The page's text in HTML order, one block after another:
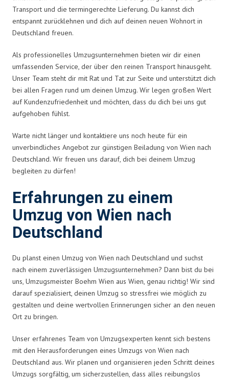
Transport und die termingerechte Lieferung. Du kannst dich
entspannt zurücklehnen und dich auf deinen neuen Wohnort in
Deutschland freuen.
Als professionelles Umzugsunternehmen bieten wir dir einen
umfassenden Service, der über den reinen Transport hinausgeht.
Unser Team steht dir mit Rat und Tat zur Seite und unterstützt dich
bei allen Fragen rund um deinen Umzug. Wir legen großen Wert
auf Kundenzufriedenheit und möchten, dass du dich bei uns gut
aufgehoben fühlst.
Warte nicht länger und kontaktiere uns noch heute für ein
unverbindliches Angebot zur günstigen Beiladung von Wien nach
Deutschland. Wir freuen uns darauf, dich bei deinem Umzug
begleiten zu dürfen!
Erfahrungen zu einem
Umzug von Wien nach
Deutschland
Du planst einen Umzug von Wien nach Deutschland und suchst
nach einem zuverlässigen Umzugsunternehmen? Dann bist du bei
uns, Umzugsmeister Boehm Wien aus Wien, genau richtig! Wir sind
darauf spezialisiert, deinen Umzug so stressfrei wie möglich zu
gestalten und deine wertvollen Erinnerungen sicher an den neuen
Ort zu bringen.
Unser erfahrenes Team von Umzugsexperten kennt sich bestens
mit den Herausforderungen eines Umzugs von Wien nach
Deutschland aus. Wir planen und organisieren jeden Schritt deines
Umzugs sorgfältig, um sicherzustellen, dass alles reibungslos